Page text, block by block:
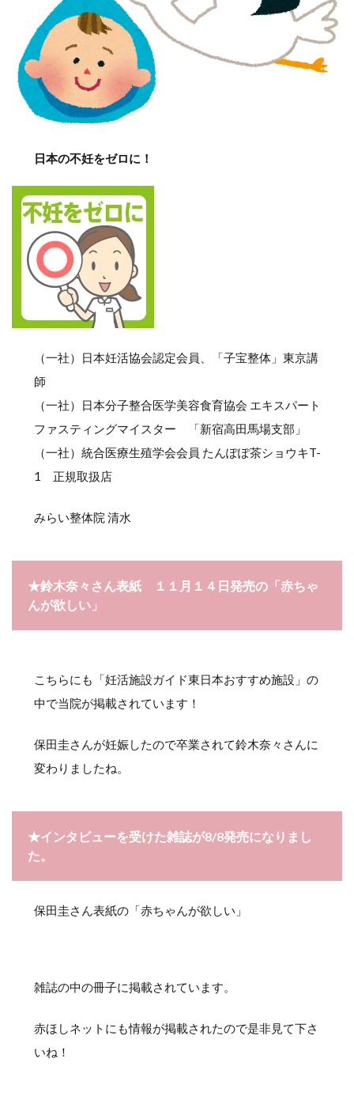
日本の不妊をゼロに！
（一社）日本妊活協会認定会員、「子宝整体」東京講
師
（一社）日本分子整合医学美容食育協会 エキスパート
ファスティングマイスター 「新宿高田馬場支部」
（一社）統合医療生殖学会会員 たんぽぽ茶ショウキT-
1 正規取扱店
みらい整体院 清水
★鈴木奈々さん表紙 １１月１４日発売の「赤ちゃ
んが欲しい」
こちらにも「妊活施設ガイド東日本おすすめ施設」の
中で当院が掲載されています！
保田圭さんが妊娠したので卒業されて鈴木奈々さんに
変わりましたね。
★インタビューを受けた雑誌が8/8発売になりまし
た。
保田圭さん表紙の「赤ちゃんが欲しい」
雑誌の中の冊子に掲載されています。
赤ほしネットにも情報が掲載されたので是非見て下さ
いね！